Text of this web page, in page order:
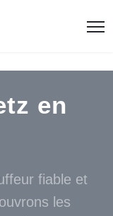
en
fiable et
les